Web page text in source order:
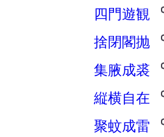
四門遊観
捨閉閣抛
集腋成裘
縦横自在
聚蚊成雷